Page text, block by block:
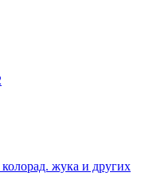
жука и других